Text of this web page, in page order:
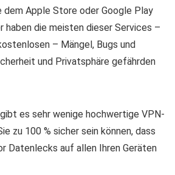
dem Apple Store oder Google Play
haben die meisten dieser Services –
– Mängel, Bugs und
und Privatsphäre gefährden
es sehr wenige hochwertige VPN-
zu 100 % sicher sein können, dass
Datenlecks auf allen Ihren Geräten